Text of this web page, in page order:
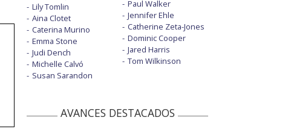
Lily Tomlin
Aina Clotet
Caterina Murino
Emma Stone
Judi Dench
Michelle Calvó
Susan Sarandon
Paul Walker
Jennifer Ehle
Catherine Zeta-Jones
Dominic Cooper
Jared Harris
Tom Wilkinson
AVANCES DESTACADOS